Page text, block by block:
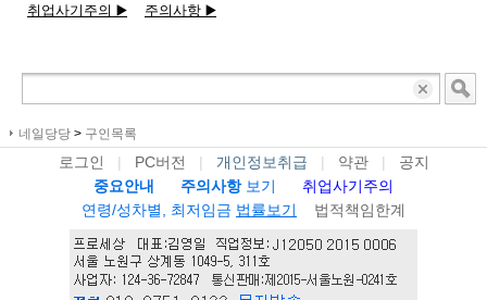
취업사기주의 ▶️
주의사항 ▶️
네일당당 > 구인목록
로그인 | PC버전 | 개인정보취급 | 약관 |
공지
중요안내
주의사항 보기
취업사기주의
연령/성차별, 최저임금 법률보기 법적책임한계